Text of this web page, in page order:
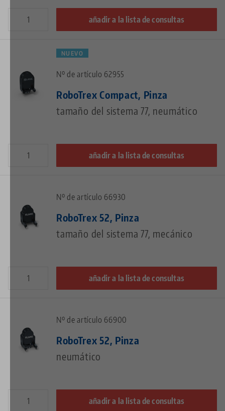
añadir a la lista de consultas
NUEVO
Nº de artículo 62955
RoboTrex Compact, Pinza
tamaño del sistema 77, neumático
añadir a la lista de consultas
Nº de artículo 66930
RoboTrex 52, Pinza
tamaño del sistema 77, mecánico
añadir a la lista de consultas
Nº de artículo 66900
RoboTrex 52, Pinza
neumático
añadir a la lista de consultas